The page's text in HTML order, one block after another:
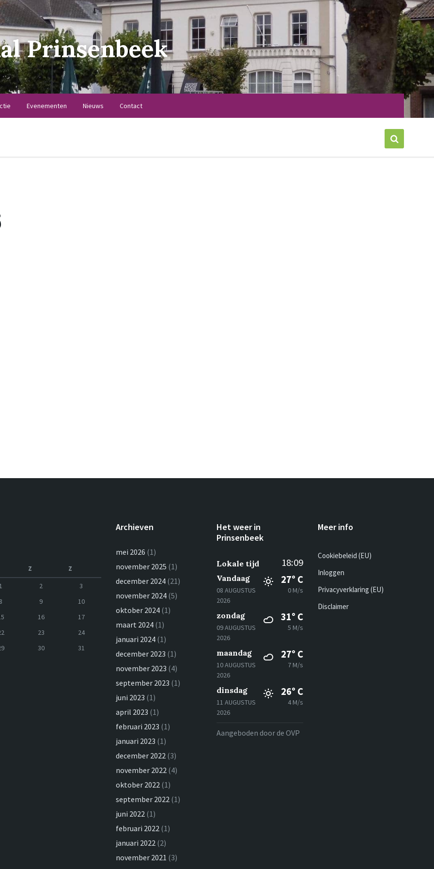
Prinsenbeek
Evenementen Nieuws Contact
Z
Z
2
3
8 9
10
16
17
23
24
30 31
Archieven
mei 2026 (1)
november 2025 (1)
december 2024 (21)
november 2024 (5)
oktober 2024 (1)
maart 2024 (1)
januari 2024 (1)
december 2023 (1)
november 2023 (4)
september 2023 (1)
juni 2023 (1)
april 2023 (1)
februari 2023 (1)
januari 2023 (1)
december 2022 (3)
november 2022 (4)
oktober 2022 (1)
september 2022 (1)
juni 2022 (1)
februari 2022 (1)
januari 2022 (2)
november 2021 (3)
Het weer in
Prinsenbeek
Lokale tijd 18:09
Vandaag
08 AUGUSTUS
2026
27° C
0 M/s
zondag
09 AUGUSTUS
2026
31° C
5 M/s
maandag
10 AUGUSTUS
2026
27° C
7 M/s
dinsdag
11 AUGUSTUS
2026
26° C
4 M/s
Aangeboden door de OVP
Meer info
Cookiebeleid (EU)
Inloggen
Privacyverklaring (EU)
Disclaimer